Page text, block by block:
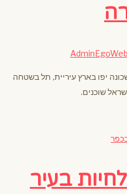
AdminEgoWeb
יפו בארץ עיריית, תל בשטחה
שוכנים.
בעיר